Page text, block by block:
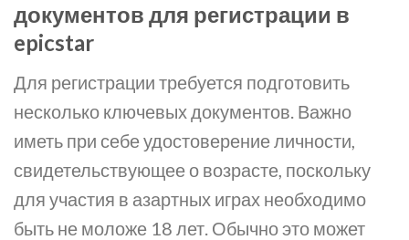
документов для регистрации в
epicstar
Для регистрации требуется подготовить
несколько ключевых документов. Важно
иметь при себе удостоверение личности,
свидетельствующее о возрасте, поскольку
для участия в азартных играх необходимо
быть не моложе 18 лет. Обычно это может